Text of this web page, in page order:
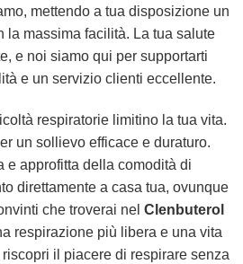
mettendo a tua disposizione un
la massima facilità. La tua salute
e noi siamo qui per supportarti
e un servizio clienti eccellente.
respiratorie limitino la tua vita.
un sollievo efficace e duraturo.
e approfitta della comodità di
direttamente a casa tua, ovunque
che troverai nel Clenbuterol
respirazione più libera e una vita
il piacere di respirare senza